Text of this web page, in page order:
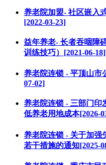
养老院加盟- 社区嵌入
[2022-03-23]
益年养老- 长者吞咽障
训练技巧）[2021-06-18]
养老院连锁 - 平顶山市
07-02]
养老院连锁 - 三部门印
低养老用地成本[2026-
养老院连锁 - 关于加强
若干措施的通知[2025-